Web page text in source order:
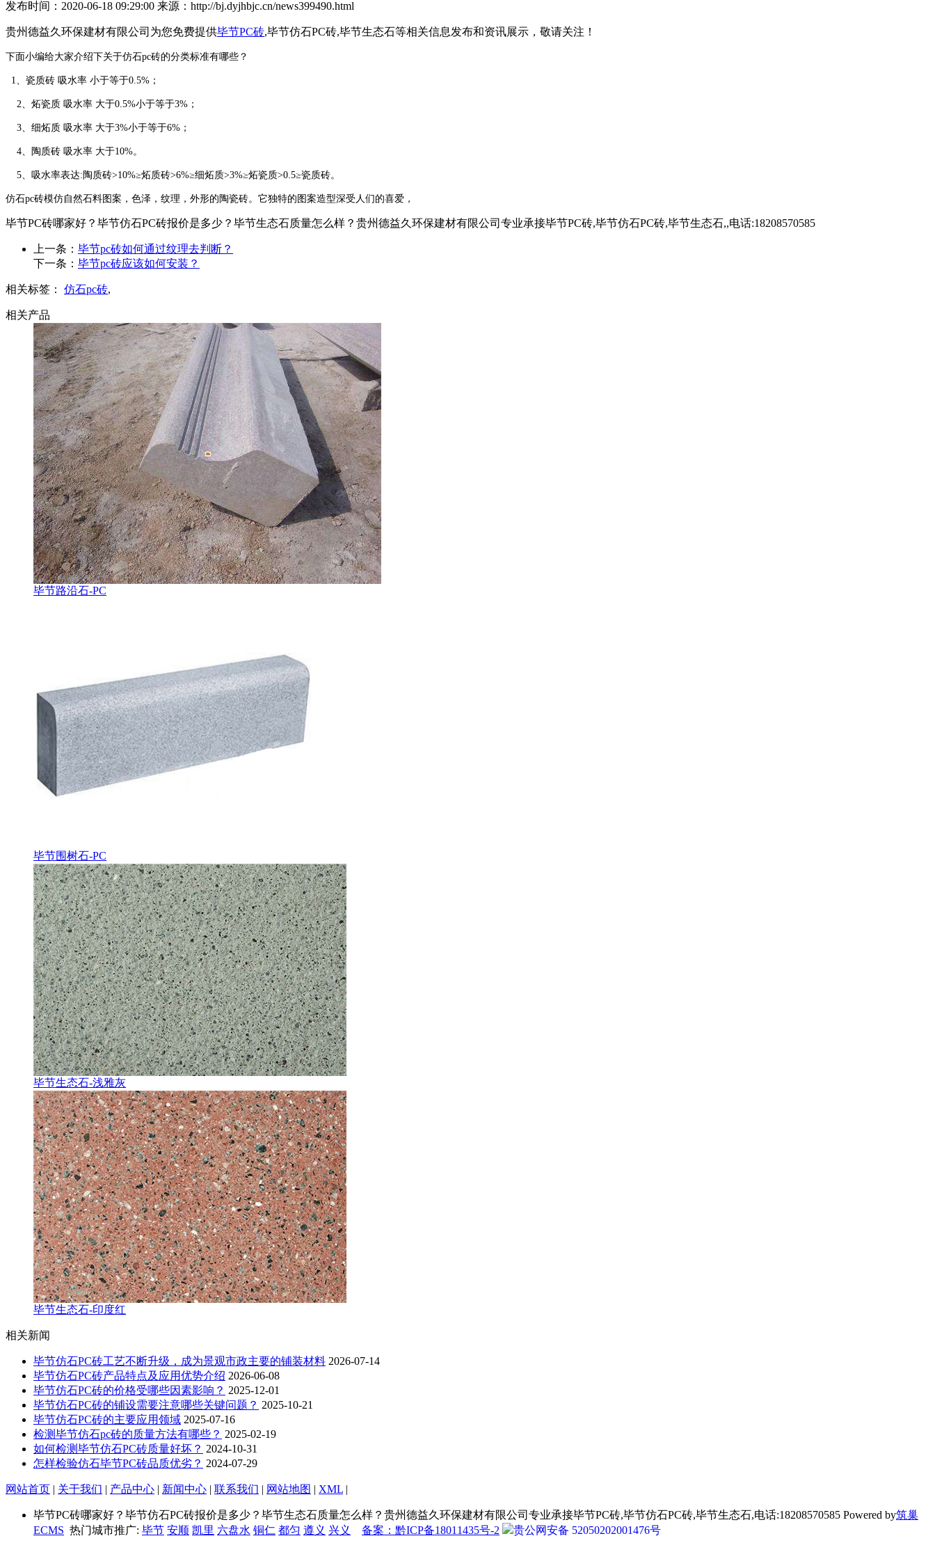
发布时间：2020-06-18 09:29:00 来源：http://bj.dyjhbjc.cn/news399490.html
贵州德益久环保建材有限公司为您免费提供毕节PC砖,毕节仿石PC砖,毕节生态石等相关信息发布和资讯展示，敬请关注！
下面小编给大家介绍下关于仿石pc砖的分类标准有哪些？
1、瓷质砖 吸水率 小于等于0.5%；
2、炻瓷质 吸水率 大于0.5%小于等于3%；
3、细炻质 吸水率 大于3%小于等于6%；
4、陶质砖 吸水率 大于10%。
5、吸水率表达:陶质砖>10%≥炻质砖>6%≥细炻质>3%≥炻瓷质>0.5≥瓷质砖。
仿石pc砖模仿自然石料图案，色泽，纹理，外形的陶瓷砖。它独特的图案造型深受人们的喜爱，
毕节PC砖哪家好？毕节仿石PC砖报价是多少？毕节生态石质量怎么样？贵州德益久环保建材有限公司专业承接毕节PC砖,毕节仿石PC砖,毕节生态石,,电话:18208570585
上一条： 毕节pc砖如何通过纹理去判断？
下一条： 毕节pc砖应该如何安装？
相关标签： 仿石pc砖,
相关产品
毕节路沿石-PC
毕节围树石-PC
毕节生态石-浅雅灰
毕节生态石-印度红
相关新闻
毕节仿石PC砖工艺不断升级，成为景观市政主要的铺装材料 2026-07-14
毕节仿石PC砖产品特点及应用优势介绍 2026-06-08
毕节仿石PC砖的价格受哪些因素影响？ 2025-12-01
毕节仿石PC砖的铺设需要注意哪些关键问题？ 2025-10-21
毕节仿石PC砖的主要应用领域 2025-07-16
检测毕节仿石pc砖的质量方法有哪些？ 2025-02-19
如何检测毕节仿石PC砖质量好坏？ 2024-10-31
怎样检验仿石毕节PC砖品质优劣？ 2024-07-29
网站首页 | 关于我们 | 产品中心 | 新闻中心 | 联系我们 | 网站地图 | XML |
毕节PC砖哪家好？毕节仿石PC砖报价是多少？毕节生态石质量怎么样？贵州德益久环保建材有限公司专业承接毕节PC砖,毕节仿石PC砖,毕节生态石,电话:18208570585 Powered by筑巢
ECMS 热门城市推广: 毕节 安顺 凯里 六盘水 铜仁 都匀 遵义 兴义 备案：黔ICP备18011435号-2 贵公网安备 52050202001476号